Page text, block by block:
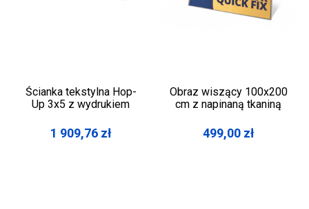
Ścianka tekstylna Hop-
Up 3x5 z wydrukiem
1 909,76 zł
Obraz wiszący 100x200
cm z napinaną tkaniną
499,00 zł